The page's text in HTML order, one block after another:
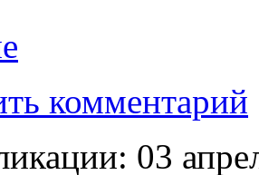
комментарий
03